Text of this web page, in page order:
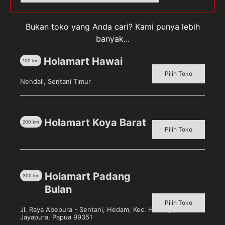
mL]
Deskripsi
Ulasan (0)
conditioner mengandung teknologi Keratin Damage
Blockers yang memberikan perlindungan 99% dari
Bukan toko yang Anda cari? Kami punya lebih
banyak...
Holamart Hawai
100 km
Nendali, Sentani Timur
Pilih Toko
Holamart Koya Barat
200 km
Pilih Toko
Holamart Padang
Bulan
300 km
Jl. Raya Abepura - Sentani, Hedam, Kec. Heram, Kota
Jayapura, Papua 99351
Pilih Toko